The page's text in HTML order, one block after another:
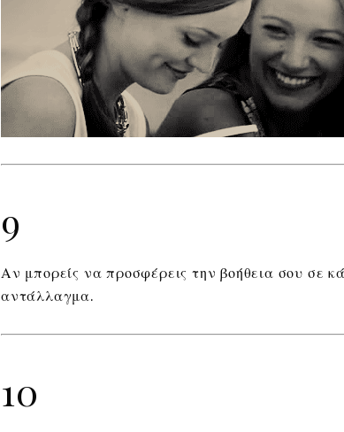
9
Αν μπορείς να προσφέρεις την βοήθεια σου σε
αντάλλαγμα.
10